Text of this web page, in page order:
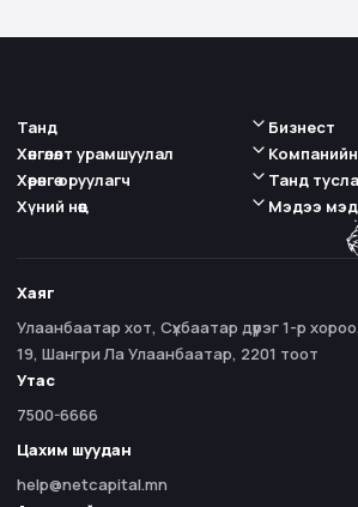
Танд
Хөнгөлөлт урамшуулал
Бизнест
Хөрөнгө оруулагч
Хүний нөөц
Танд
Мэдээ
Хаяг
Улаанбаатар хот, Сүхбаатар дүүрэг 1-р
19, Шангри Ла Улаанбаатар, 2201 тоот
Утас
7500-6666
Цахим шуудан
help@netcapital.mn